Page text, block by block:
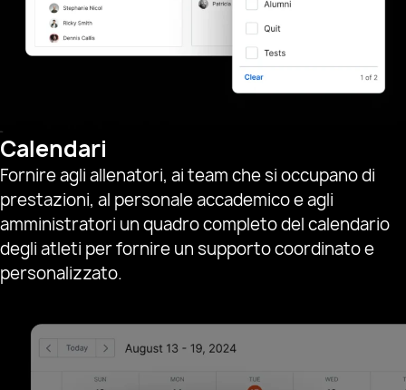
Calendari
Fornire agli allenatori, ai team che si occupano di
prestazioni, al personale accademico e agli
amministratori un quadro completo del calendario
degli atleti per fornire un supporto coordinato e
personalizzato.